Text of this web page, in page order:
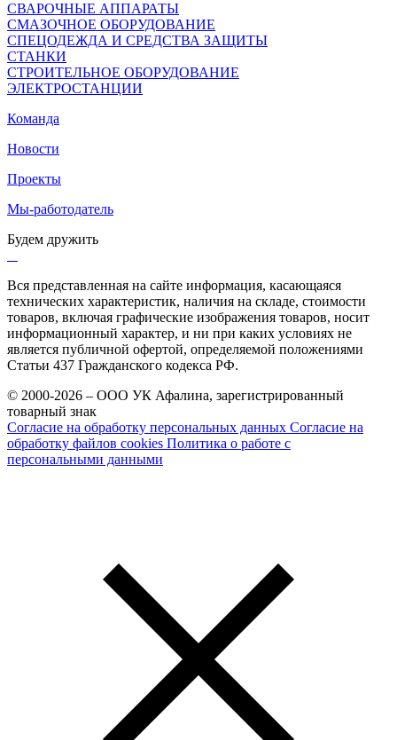
СВАРОЧНЫЕ АППАРАТЫ
СМАЗОЧНОЕ ОБОРУДОВАНИЕ
СПЕЦОДЕЖДА И СРЕДСТВА ЗАЩИТЫ
СТАНКИ
СТРОИТЕЛЬНОЕ ОБОРУДОВАНИЕ
ЭЛЕКТРОСТАНЦИИ
Команда
Новости
Проекты
Мы-работодатель
Будем дружить
Вся представленная на сайте информация, касающаяся
технических характеристик, наличия на складе, стоимости
товаров, включая графические изображения товаров, носит
информационный характер, и ни при каких условиях не
является публичной офертой, определяемой положениями
Статьи 437 Гражданского кодекса РФ.
© 2000-2026 – ООО УК Афалина, зарегистрированный
товарный знак
Согласие на обработку персональных данных Согласие на
обработку файлов cookies Политика о работе с
персональными данными